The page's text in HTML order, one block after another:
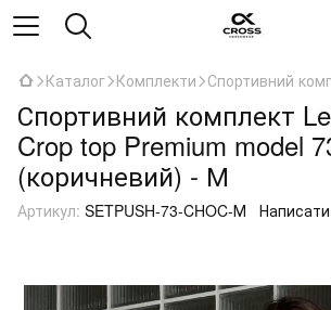
Каталог Комплекти Спортивний
Спортивний комплект
Crop top Premium model
(коричневий) - М
Артикул: SETPUSH-73-CHOC-М Написати